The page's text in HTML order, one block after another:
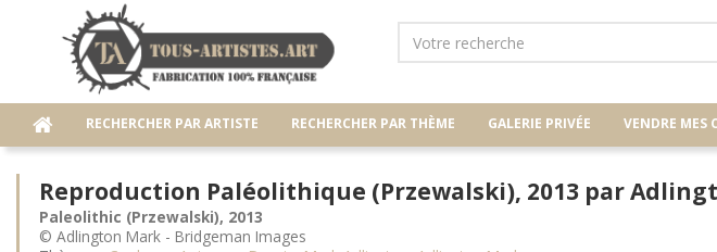
RECHERCHER PAR ARTISTE RECHERCHER PAR THÈME GALERIE PRIVÉE VENDRE MES
Reproduction Paléolithique (Przewalski), 2013 par
Paleolithic (Przewalski), 2013
© Adlington Mark - Bridgeman Images